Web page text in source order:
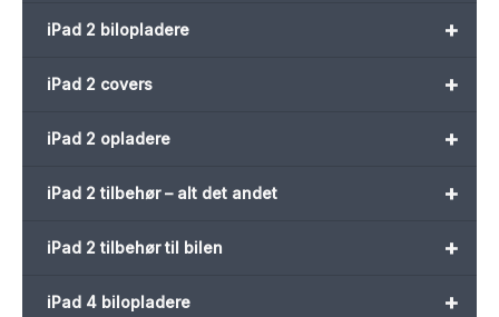
+
iPad 2 bilopladere
+
iPad 2 covers
+
iPad 2 opladere
+
iPad 2 tilbehør – alt det andet
+
iPad 2 tilbehør til bilen
+
iPad 4 bilopladere